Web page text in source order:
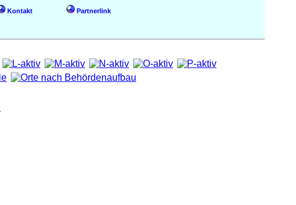
Kontakt Partnerlink